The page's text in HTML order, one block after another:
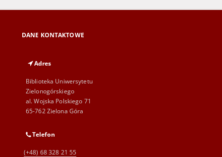
DANE KONTAKTOWE
Adres
Biblioteka Uniwersytetu
Zielonogórskiego
al. Wojska Polskiego 71
65-762 Zielona Góra
Telefon
(+48) 68 328 21 55